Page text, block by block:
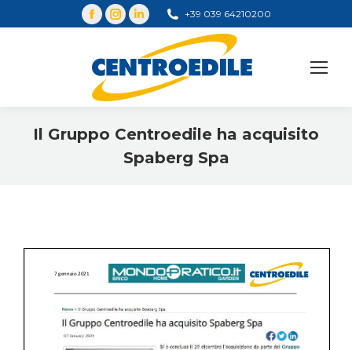
+39 039 64210200
Il Gruppo Centroedile ha acquisito
Spaberg Spa